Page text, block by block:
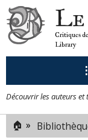
Le
Critiques
Library
Découvrir les auteurs
🏠 »